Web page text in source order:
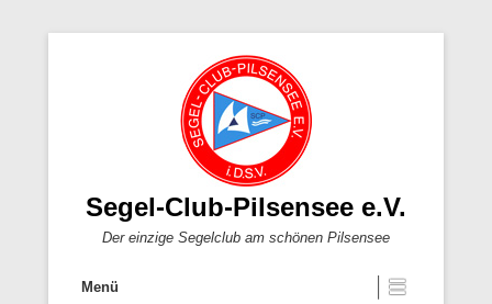
Segel-Club-Pilsensee e.V.
Der einzige Segelclub am schönen Pilsensee
Menü